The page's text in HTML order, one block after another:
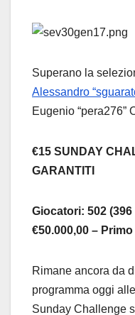
Superano la
Alessandro
Eugenio “pera276”
€15 SUNDAY
GARANTITI
Giocatori: 502
€50.000,00 –
Rimane ancora da
programma oggi
Sunday Challenge